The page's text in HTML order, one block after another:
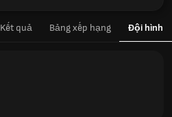
Kết quả Bảng xếp hạng Đội hình